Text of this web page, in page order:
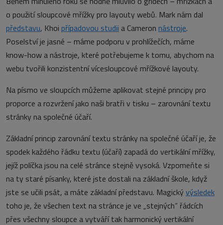
o použití sloupcové mřížky pro layouty webů. Mark nám dal
představu, Khoi případovou studii a Cameron nástroje.
Poselství je jasné – máme podporu v prohlížečích, máme
know-how a nástroje, které potřebujeme k tomu, abychom na
webu tvořili konzistentní vícesloupcové mřížkové layouty.
Na písmo ve sloupcích můžeme aplikovat stejné principy pro
proporce a rozvržení jako naši bratři v tisku – zarovnání textu
stránky na společné účaří.
Základní princip zarovnání textu stránky na společné účaří je, že
spodek každého řádku textu (účaří) zapadá do vertikální mřížky,
jejíž políčka jsou na celé stránce stejně vysoká. Vzpomeňte si
na ty staré písanky, které jste dostali na základní škole, když
jste se učili psát, a máte základní představu. Magický výsledek
toho je, že všechen text na stránce je ve „stejných“ řádcích
přes všechny sloupce a vytváří tak harmonický vertikální